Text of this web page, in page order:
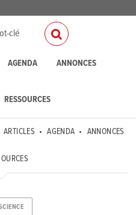
AGENDA ANNONCES
RESSOURCES
ARTICLES AGENDA ANNONCES